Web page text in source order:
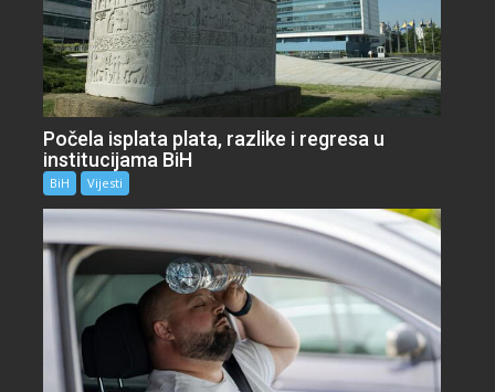
Počela isplata plata, razlike i regresa u
institucijama BiH
BiH Vijesti